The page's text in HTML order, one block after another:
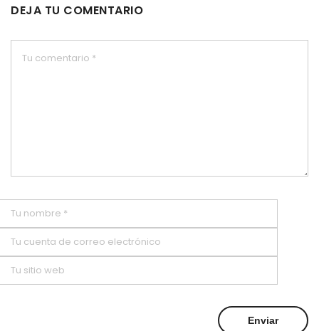
DEJA TU COMENTARIO